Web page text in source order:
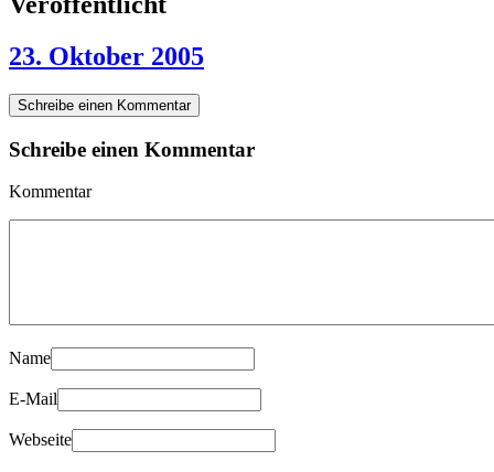
23. Oktober 2005
Schreibe einen Kommentar
Schreibe einen Kommentar
Kommentar
Name
E-Mail
Webseite